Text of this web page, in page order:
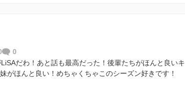
0
だわ！あと話も最高だった！後輩たちがほんと良いキ
がほんと良い！めちゃくちゃこのシーズン好きです！